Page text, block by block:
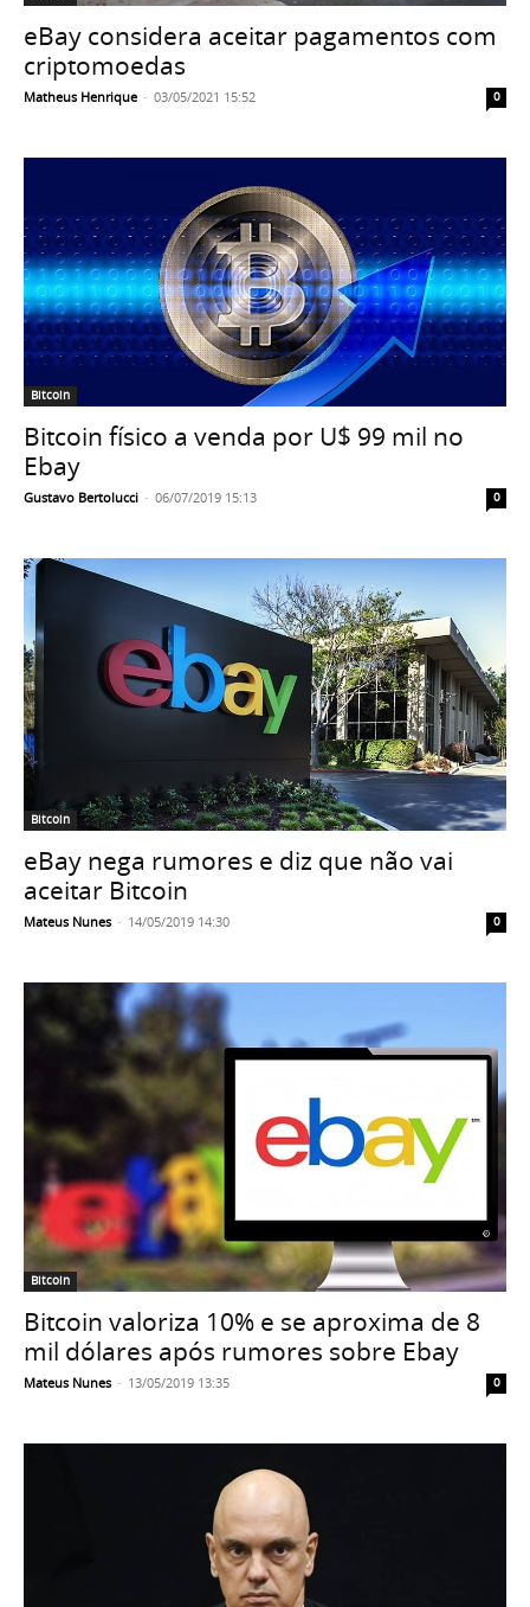
eBay considera aceitar pagamentos com
criptomoedas
Matheus Henrique - 03/05/2021 15:52 0
Bitcoin
Bitcoin físico a venda por U$ 99 mil no
Ebay
Gustavo Bertolucci - 06/07/2019 15:13 0
Bitcoin
eBay nega rumores e diz que não vai
aceitar Bitcoin
Mateus Nunes - 14/05/2019 14:30 0
Bitcoin
Bitcoin valoriza 10% e se aproxima de 8
mil dólares após rumores sobre Ebay
Mateus Nunes - 13/05/2019 13:35 0